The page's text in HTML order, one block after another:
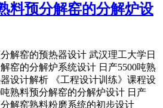
料预分解窑的分解炉设
解窑的预热器设计 武汉理工大学日
窑的分解炉系统设计 日产5500吨熟
设计解析 《工程设计训练》课程设
熟料预分解窑的分解炉设计 日产
解窑熟料粉磨系统的初步设计